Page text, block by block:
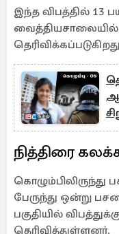
இந்த விபத்தில் 13
வைத்தியசாலையில்
நித்திரை
பேருந்து ஒன்று
பகுதியில்
தெரிவித்துள்ளனர்.